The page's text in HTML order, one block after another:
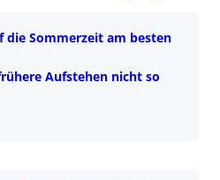
die Sommerzeit am besten
Aufstehen nicht so